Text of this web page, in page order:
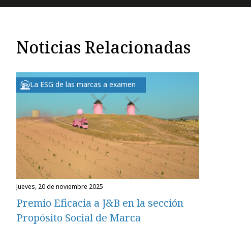
Noticias Relacionadas
La ESG de las marcas a examen
jueves, 20 de noviembre 2025
Premio Eficacia a J&B en la sección
Propósito Social de Marca